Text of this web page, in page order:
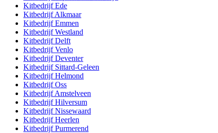
KitbedrijfEde
KitbedrijfAlkmaar
KitbedrijfEmmen
KitbedrijfWestland
KitbedrijfDelft
KitbedrijfVenlo
KitbedrijfDeventer
Kitbedrijf Sittard-Geleen
KitbedrijfHelmond
KitbedrijfOss
KitbedrijfAmstelveen
KitbedrijfHilversum
KitbedrijfNissewaard
KitbedrijfHeerlen
KitbedrijfPurmerend